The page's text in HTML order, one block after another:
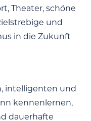
Theater, schöne
und
in die Zukunft
intelligenten und
kennenlernen,
dauerhafte